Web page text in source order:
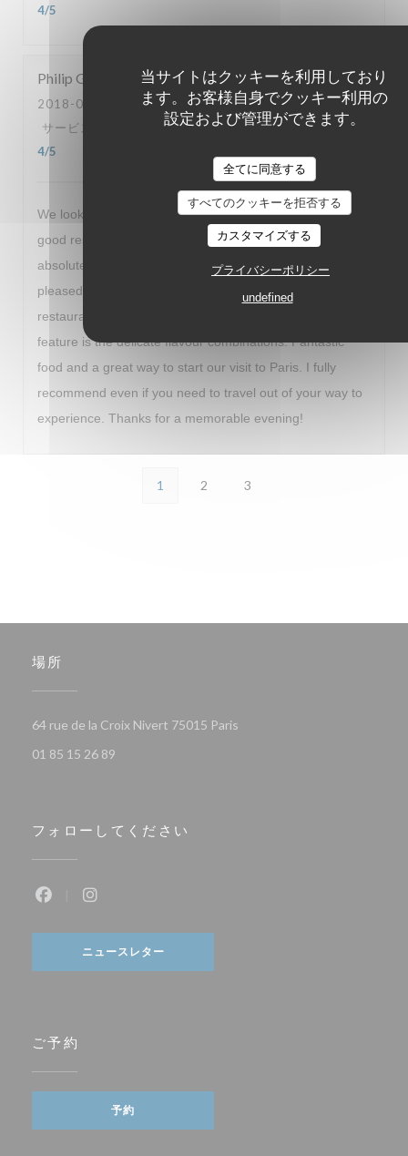
当サイトはクッキーを利用しており
ます。お客様自身でクッキー利用の
設定および管理ができます。
全てに同意する
すべてのクッキーを拒否する
カスタマイズする
プライバシーポリシー
undefined
4/5
Philip G
2018-08-30
- 19:00 - ゲスト 2
サービス
雰囲気: 4/5 メニュー: 5/5 品質-価格:
4/5
We looked up La Veraison on trip advisor looking for a
good restaurant near to where we were staying. We were
absolutely delighted with the recommendation and so
pleased we managed to book in. A lovely relaxed
restaurant, with a warm welcome but for us the stand out
feature is the delicate flavour combinations. Fantastic
food and a great way to start our visit to Paris. I fully
recommend even if you need to travel out of your way to
experience. Thanks for a memorable evening!
1 2 3
場所
64 rue de la Croix Nivert 75015 Paris
01 85 15 26 89
フォローしてください
ニュースレター
ご予約
予約